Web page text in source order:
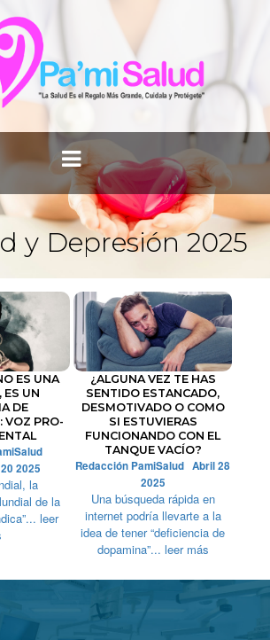
y Depresión 2025
ES UNA
ES UN
DE
VOZ PRO-
2025
la
de la
leer
¿ALGUNA VEZ TE HAS
SENTIDO ESTANCADO,
DESMOTIVADO O COMO
SI ESTUVIERAS
FUNCIONANDO CON EL
TANQUE VACÍO?
Redacción PamiSalud Abril 28
2025
Una búsqueda rápida en
internet podría llevarte a la
idea de tener “deficiencia de
dopamina”... leer más